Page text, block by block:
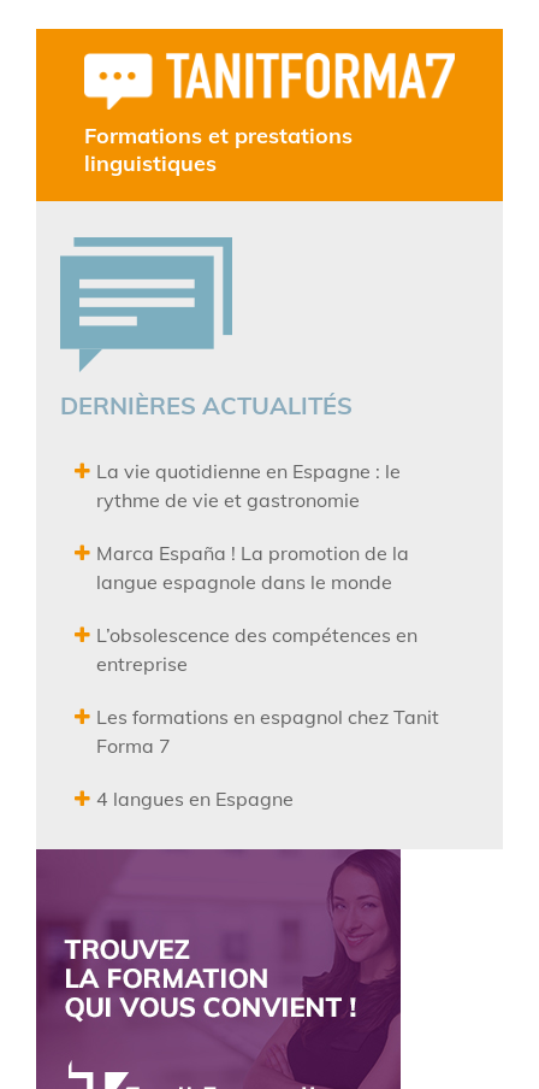
Formations et prestations
linguistiques
DERNIÈRES ACTUALITÉS
La vie quotidienne en Espagne : le
rythme de vie et gastronomie
Marca España ! La promotion de la
langue espagnole dans le monde
L’obsolescence des compétences en
entreprise
Les formations en espagnol chez Tanit
Forma 7
4 langues en Espagne